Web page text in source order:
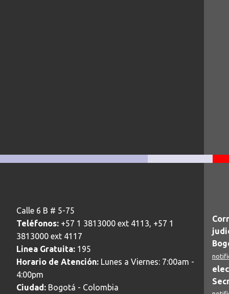
Calle 6 B # 5-75
Teléfonos: +57 1 3813000 ext 4113, +57 1
3813000 ext 4117
Linea Gratuita: 195
Horario de Atención: Lunes a Viernes: 7:00am -
4:00pm
Ciudad: Bogotá - Colombia